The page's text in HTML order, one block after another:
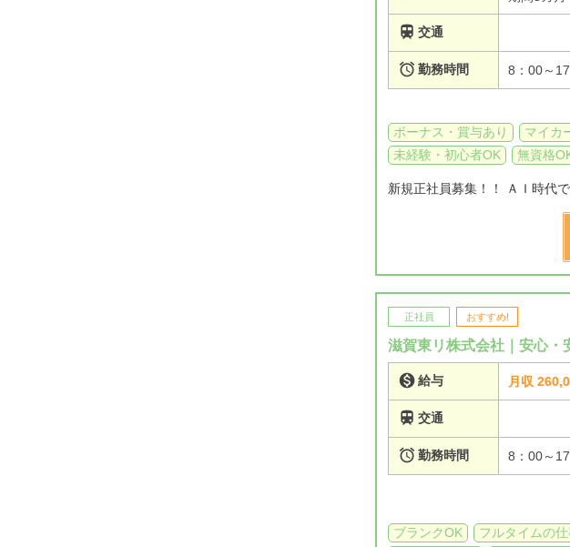
 交通
 勤務時間 8：00～
ボーナス・賞与あり マイカ
未経験・初心者OK
無資格
新規正社員募集！！ ＡＩ時代
正社員 おすすめ!
滋賀東リ株式会社｜安心・
給与 月収
 交通
 勤務時間 8：00～
ブランクOK フルタイムの